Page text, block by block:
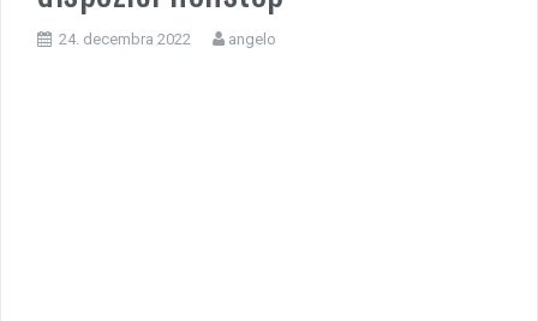
24. decembra 2022 angelo